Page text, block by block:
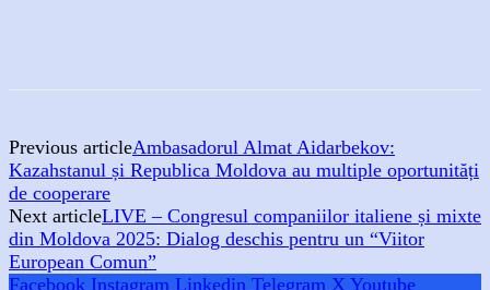
Previous articleAmbasadorul Almat Aidarbekov:
Kazahstanul și Republica Moldova au multiple oportunități
de cooperare
Next articleLIVE – Congresul companiilor italiene și mixte
din Moldova 2025: Dialog deschis pentru un “Viitor
European Comun”
Facebook Instagram Linkedin Telegram X Youtube